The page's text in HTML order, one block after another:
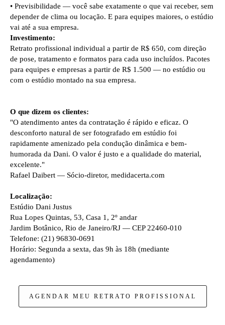
• Previsibilidade — você sabe exatamente o que vai receber, sem
depender de clima ou locação. E para equipes maiores, o estúdio
vai até a sua empresa.
Investimento:
Retrato profissional individual a partir de R$ 650, com direção
de pose, tratamento e formatos para cada uso incluídos. Pacotes
para equipes e empresas a partir de R$ 1.500 — no estúdio ou
com o estúdio montado na sua empresa.
O que dizem os clientes:
"O atendimento antes da contratação é rápido e eficaz. O
desconforto natural de ser fotografado em estúdio foi
rapidamente amenizado pela condução dinâmica e bem-
humorada da Dani. O valor é justo e a qualidade do material,
excelente."
Rafael Daibert — Sócio-diretor, medidacerta.com
Localização:
Estúdio Dani Justus
Rua Lopes Quintas, 53, Casa 1, 2º andar
Jardim Botânico, Rio de Janeiro/RJ — CEP 22460-010
Telefone: (21) 96830-0691
Horário: Segunda a sexta, das 9h às 18h (mediante
agendamento)
AGENDAR MEU RETRATO PROFISSIONAL